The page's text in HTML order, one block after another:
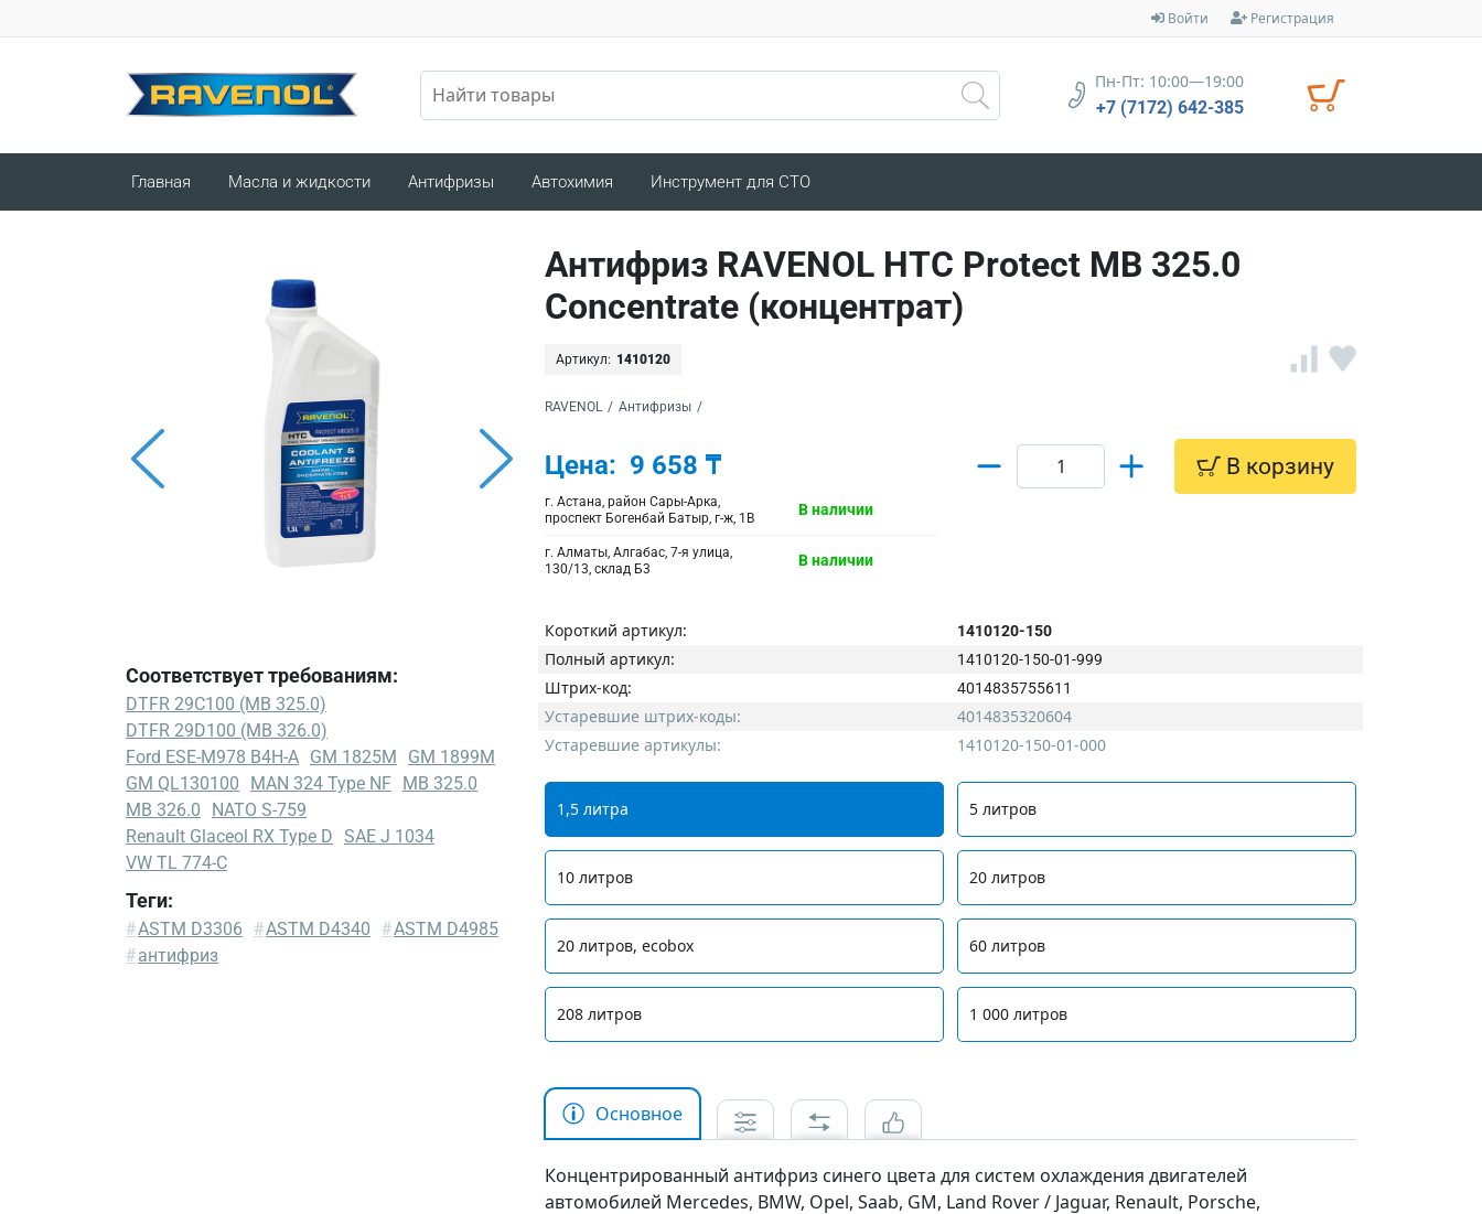
Войти Регистрация
Пн-Пт: 10:00—19:00
+7 (7172) 642-385
Главная Масла и жидкости Антифризы Автохимия Инструмент для СТО
Соответствует требованиям:
DTFR 29C100 (MB 325.0)
DTFR 29D100 (MB 326.0)
Ford ESE-M978 B4H-A GM 1825M
GM 1899M
GM QL130100
MAN 324 Type NF MB 325.0
MB 326.0
NATO S-759
Renault Glaceol RX Type D SAE J 1034
VW TL 774-C
DTFR
29C100
Теги:
#ASTM D3306 #ASTM D4340 #ASTM D4985
#антифриз
Антифриз RAVENOL HTC Protect MB 325.0
Concentrate (концентрат)
Артикул: 1410120
RAVENOL / Антифризы /
Цена: 9 658 ₸
г. Астана, район Сары-Арка,
проспект Богенбай Батыр, г-ж, 1В
В наличии
г. Алматы, Алгабас, 7-я улица,
130/13, склад Б3
В наличии
В корзину
1,5 литра 5 литров
10 литров 20 литров
20 литров, ecobox 60 литров
208 литров 1 000 литров
Короткий артикул: 1410120-150
Полный артикул: 1410120-150-01-999
Штрих-код: 4014835755611
Устаревшие штрих-коды:
4014835320604
Устаревшие артикулы:
1410120-150-01-000
Основное
Концентрированный антифриз синего цвета для систем охлаждения двигателей
автомобилей Mercedes, BMW, Opel, Saab, GM, Land Rover / Jaguar, Renault, Porsche,